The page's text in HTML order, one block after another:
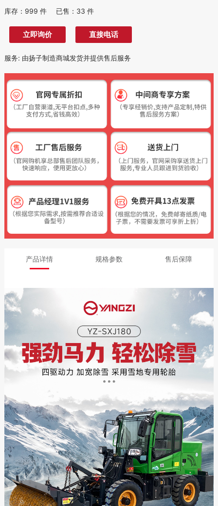
库存： 999 件 已售： 33 件
立即询价 直接电话
服务: 由扬子制造商城发货并提供售后服务
产品详情 规格参数 售后保障